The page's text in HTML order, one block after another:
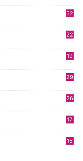
52
22
19
29
26
17
15